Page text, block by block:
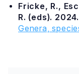
Fricke, R.,
R. (eds). 2024.
Genera,